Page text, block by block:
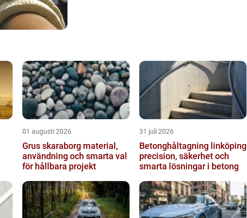
01 augusti 2026
Grus skaraborg material,
användning och smarta val
för hållbara projekt
31 juli 2026
Betonghåltagning linköping
precision, säkerhet och
smarta lösningar i betong